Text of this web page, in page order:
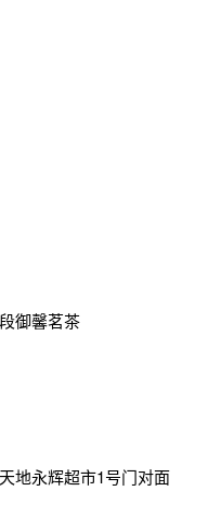
御馨茗茶
地永辉超市1号门对面